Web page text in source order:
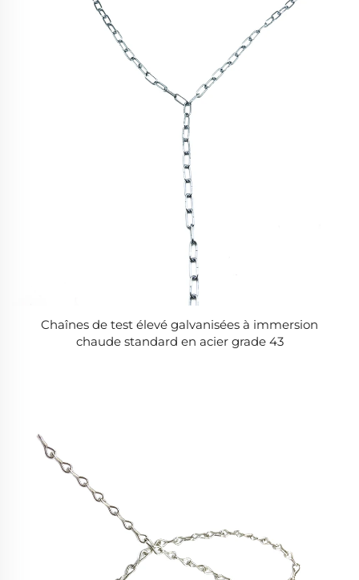
Chaînes de test élevé galvanisées à immersion
chaude standard en acier grade 43